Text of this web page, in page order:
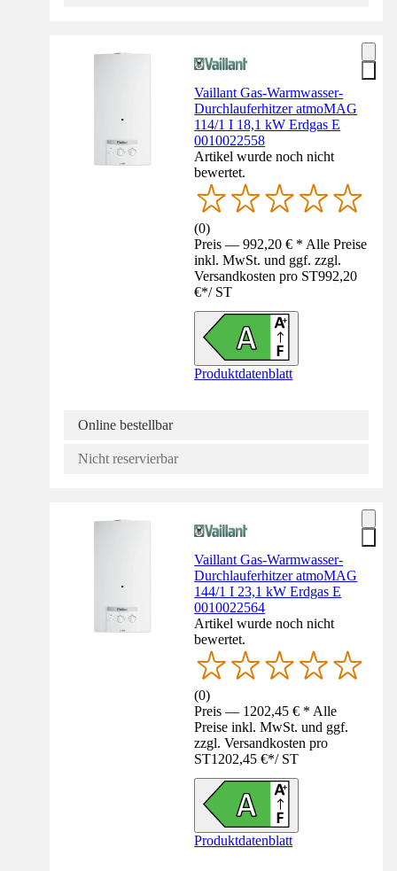
Vaillant Gas-Warmwasser-
Durchlauferhitzer atmoMAG
114/1 I 18,1 kW Erdgas E
0010022558
Artikel wurde noch nicht
bewertet.
(0)
Preis — 992,20 € * Alle Preise
inkl. MwSt. und ggf. zzgl.
Versandkosten pro ST992,20
€*/ ST
Produktdatenblatt
Online bestellbar
Nicht reservierbar
Vaillant Gas-Warmwasser-
Durchlauferhitzer atmoMAG
144/1 I 23,1 kW Erdgas E
0010022564
Artikel wurde noch nicht
bewertet.
(0)
Preis — 1202,45 € * Alle
Preise inkl. MwSt. und ggf.
zzgl. Versandkosten pro
ST1202,45 €*/ ST
Produktdatenblatt